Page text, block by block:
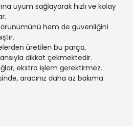
uyum sağlayarak hızlı ve kolay
hem de güvenliğini
üretilen bu parça,
dikkat çekmektedir.
ekstra işlem gerektirmez.
aracınız daha az bakıma